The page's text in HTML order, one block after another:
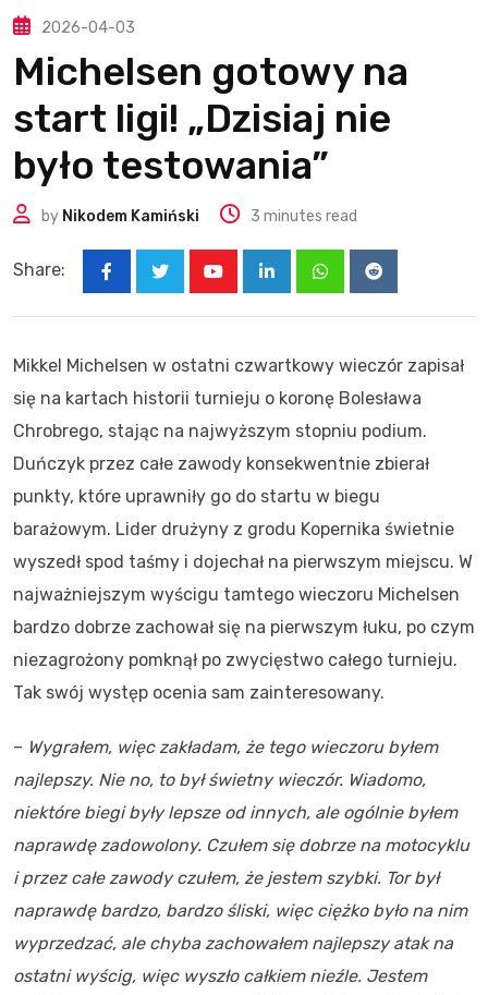
2026-04-03
Michelsen gotowy na
start ligi! „Dzisiaj nie
było testowania”
by Nikodem Kamiński 3 minutes read
Share:
LinkedInWhatsappReddit
Mikkel Michelsen w ostatni czwartkowy wieczór zapisał
się na kartach historii turnieju o koronę Bolesława
Chrobrego, stając na najwyższym stopniu podium.
Duńczyk przez całe zawody konsekwentnie zbierał
punkty, które uprawniły go do startu w biegu
barażowym. Lider drużyny z grodu Kopernika świetnie
wyszedł spod taśmy i dojechał na pierwszym miejscu. W
najważniejszym wyścigu tamtego wieczoru Michelsen
bardzo dobrze zachował się na pierwszym łuku, po czym
niezagrożony pomknął po zwycięstwo całego turnieju.
Tak swój występ ocenia sam zainteresowany.
– Wygrałem, więc zakładam, że tego wieczoru byłem
najlepszy. Nie no, to był świetny wieczór. Wiadomo,
niektóre biegi były lepsze od innych, ale ogólnie byłem
naprawdę zadowolony. Czułem się dobrze na motocyklu
i przez całe zawody czułem, że jestem szybki. Tor był
naprawdę bardzo, bardzo śliski, więc ciężko było na nim
wyprzedzać, ale chyba zachowałem najlepszy atak na
ostatni wyścig, więc wyszło całkiem nieźle. Jestem